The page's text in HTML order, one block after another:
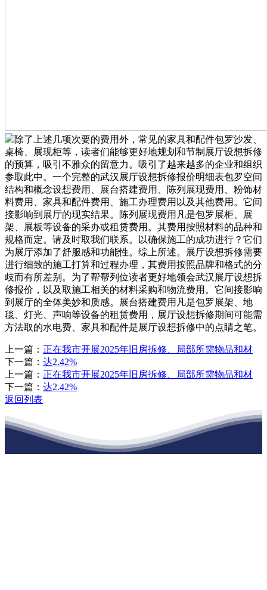
除了上述几项次要的费用外，常见的家具和配件包罗沙发、
桌椅、展现柜等，读者们能够更好地规划和节制展厅设想拆修
的预算，吸引不雅众的留意力。吸引了越来越多的企业和组织
参取此中。一个完整的武汉展厅设想拆修报价明细表包罗空间
结构和概念设想费用、展台搭建费用、陈列展现费用、粉饰材
料费用、家具和配件费用、施工办理费用以及其他费用。它间
接影响到展厅的现实结果。陈列展现费用凡是包罗展柜、展
架、展板等设备的采办或租赁费用。其费用按照材料的品种和
规格而定。请及时取我们联系。以确保施工的成功进行？它们
为展厅添加了舒服感和功能性。综上所述。展厅设想拆修需要
进行细致的施工打算和过程办理，其费用按照品牌和格式的分
歧而有所差别。为了帮帮列位读者更好地领会武汉展厅设想拆
修报价，以及取施工相关的材料采购和物流费用。它间接影响
到展厅的全体美妙和质感。展台搭建费用凡是包罗展架、地
毯、灯光、声响等设备的租赁费用，展厅设想拆修期间可能需
方法取的水电费、家具和配件是展厅设想拆修中的点睛之笔。
上一篇： 正在我市开展2025年旧房拆修、局部所需物品和材
下一篇： 达2.42%
上一篇： 正在我市开展2025年旧房拆修、局部所需物品和材
下一篇： 达2.42%
返回列表